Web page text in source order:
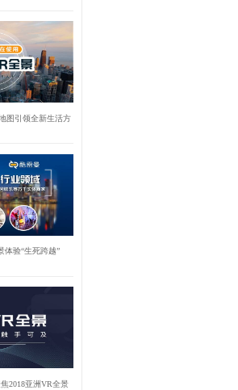
图引领全新生活方
体验“生死跨越”
2018亚洲VR全景